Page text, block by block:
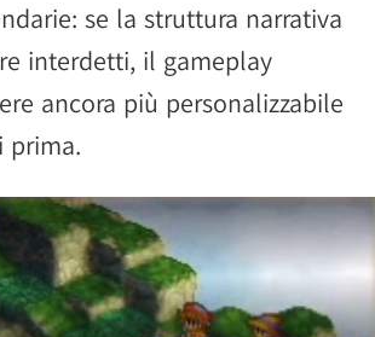
se la struttura narrativa
interdetti, il gameplay
ancora più personalizzabile
prima.